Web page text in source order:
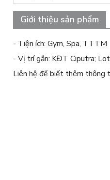
Giới thiệu sản phẩm
- Tiện ích: Gym, Spa, TTTM
- Vị trí gần: KĐT Ciputra;
Liên hệ để biết thêm thông